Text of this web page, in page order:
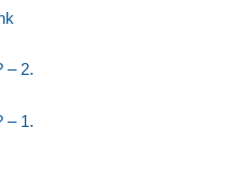
– 2.
– 1.